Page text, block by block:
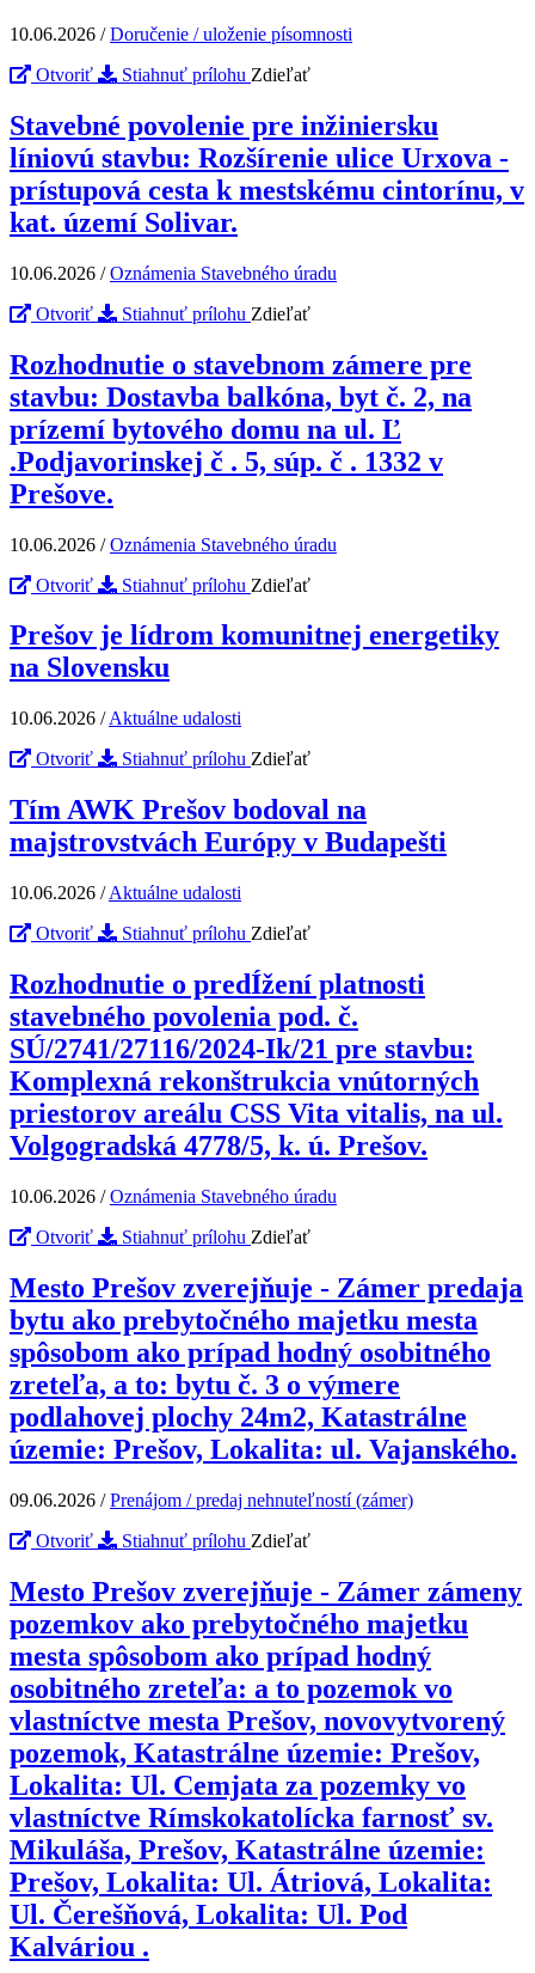
10.06.2026 /Doručenie / uloženie písomnosti
Otvoriť
Stiahnuť prílohu Zdieľať
Stavebné povolenie pre inžiniersku
líniovú stavbu: Rozšírenie ulice Urxova -
prístupová cesta k mestskému cintorínu, v
kat. území Solivar.
10.06.2026 /Oznámenia Stavebného úradu
Otvoriť
Stiahnuť prílohu Zdieľať
Rozhodnutie o stavebnom zámere pre
stavbu: Dostavba balkóna, byt č. 2, na
prízemí bytového domu na ul. Ľ
.Podjavorinskej č . 5, súp. č . 1332 v
Prešove.
10.06.2026 /Oznámenia Stavebného úradu
Otvoriť
Stiahnuť prílohu Zdieľať
Prešov je lídrom komunitnej energetiky
na Slovensku
10.06.2026 /Aktuálne udalosti
Otvoriť
Stiahnuť prílohu Zdieľať
Tím AWK Prešov bodoval na
majstrovstvách Európy v Budapešti
10.06.2026 /Aktuálne udalosti
Otvoriť
Stiahnuť prílohu Zdieľať
Rozhodnutie o predÍžení platnosti
stavebného povolenia pod. č.
SÚ/2741/27116/2024-Ik/21 pre stavbu:
Komplexná rekonštrukcia vnútorných
priestorov areálu CSS Vita vitalis, na ul.
Volgogradská 4778/5, k. ú. Prešov.
10.06.2026 /Oznámenia Stavebného úradu
Otvoriť
Stiahnuť prílohu Zdieľať
Mesto Prešov zverejňuje - Zámer predaja
bytu ako prebytočného majetku mesta
spôsobom ako prípad hodný osobitného
zreteľa, a to: bytu č. 3 o výmere
podlahovej plochy 24m2, Katastrálne
územie: Prešov, Lokalita: ul. Vajanského.
09.06.2026 /Prenájom / predaj nehnuteľností (zámer)
Otvoriť
Stiahnuť prílohu Zdieľať
Mesto Prešov zverejňuje - Zámer zámeny
pozemkov ako prebytočného majetku
mesta spôsobom ako prípad hodný
osobitného zreteľa: a to pozemok vo
vlastníctve mesta Prešov, novovytvorený
pozemok, Katastrálne územie: Prešov,
Lokalita: Ul. Cemjata za pozemky vo
vlastníctve Rímskokatolícka farnosť sv.
Mikuláša, Prešov, Katastrálne územie:
Prešov, Lokalita: Ul. Átriová, Lokalita:
Ul. Čerešňová, Lokalita: Ul. Pod
Kalváriou .